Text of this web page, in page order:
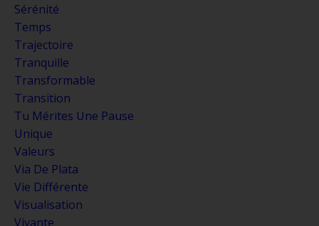
Sérénité
Temps
Trajectoire
Tranquille
Transformable
Transition
Tu Mérites Une Pause
Unique
Valeurs
Via De Plata
Vie Différente
Visualisation
Vivante